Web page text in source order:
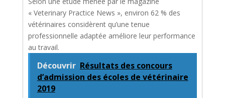
« Veterinary Practice News », environ 62 % des
vétérinaires considèrent qu’une tenue
professionnelle adaptée améliore leur performance
au travail.
Découvrir Résultats des concours
d’admission des écoles de vétérinaire
2019